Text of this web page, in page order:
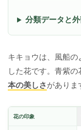
分類データと
キキョウは、風船の
した花です。青紫の
本の美しさがありま
花の印象